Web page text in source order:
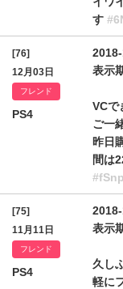
す
[76]
12月03日
フレンド
PS4
表示
VCで
ご一
昨日
間は
[75]
11月11日
フレンド
PS4
表示
久し
軽に